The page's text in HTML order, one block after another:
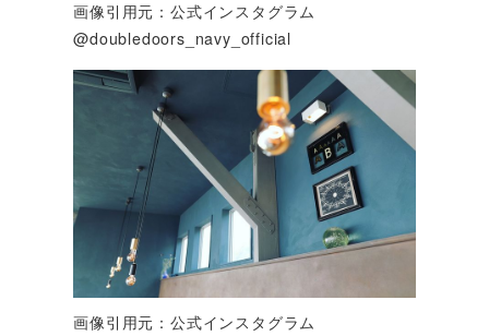
画像引用元：公式インスタグラム
@doubledoors_navy_official
画像引用元：公式インスタグラム